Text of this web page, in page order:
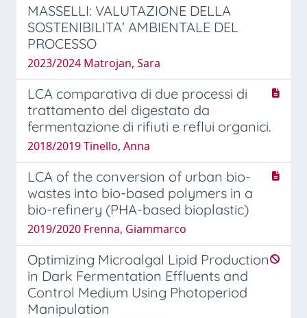
MASSELLI: VALUTAZIONE DELLA
SOSTENIBILITA’ AMBIENTALE DEL
PROCESSO
2023/2024 Matrojan, Sara
LCA comparativa di due processi di
trattamento del digestato da
fermentazione di rifiuti e reflui organici.
2018/2019 Tinello, Anna
LCA of the conversion of urban bio-
wastes into bio-based polymers in a
bio-refinery (PHA-based bioplastic)
2019/2020 Frenna, Giammarco
Optimizing Microalgal Lipid Production
in Dark Fermentation Effluents and
Control Medium Using Photoperiod
Manipulation